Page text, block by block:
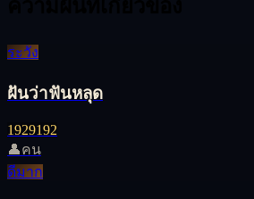
ระวัง
ฝันว่าฟันหลุด
1929192
👤คน
ดีมาก